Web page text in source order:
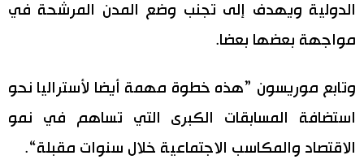
الدولية ويهدف إلى تجنب وضع المدن المرشحة في
مواجهة بعضها بعضا.
وتابع موريسون ”هذه خطوة مهمة أيضا لأستراليا نحو
استضافة المسابقات الكبرى التي تساهم في نمو
الاقتصاد والمكاسب الاجتماعية خلال سنوات مقبلة“.